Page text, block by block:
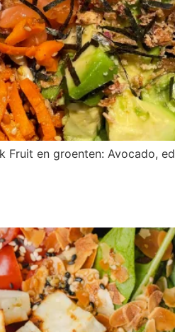
Fruit en groenten: Avocado,